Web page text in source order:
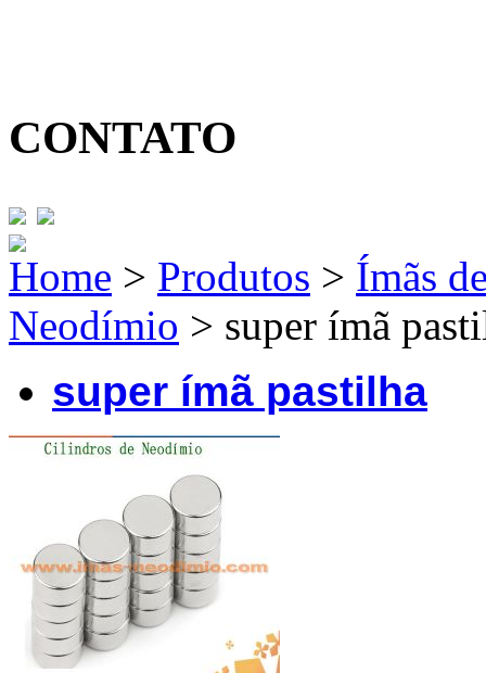
CONTATO
Home > Produtos > Ímãs
Neodímio > super ímã
super ímã pastilha